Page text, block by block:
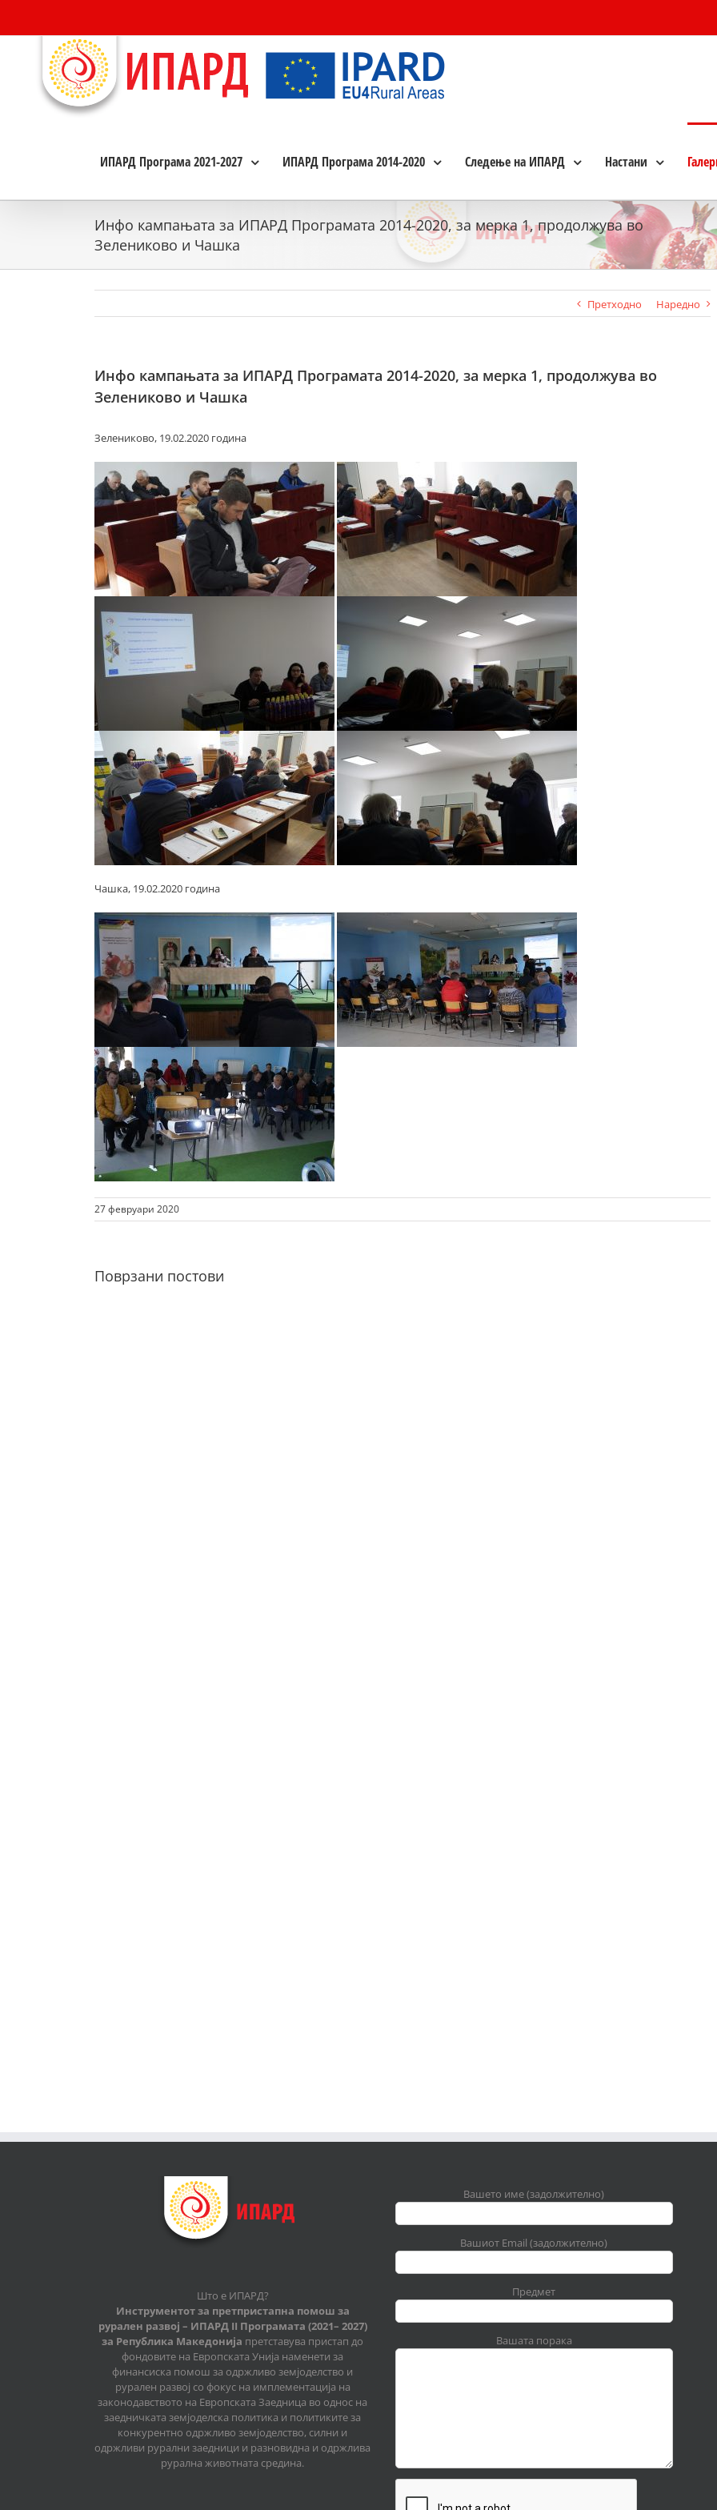
content
ИПАРД Програма 2021-2027 ИПАРД Програма 2014-2020 Следење на ИПАРД Настани
Инфо кампањата за ИПАРД Програмата 2014-2020, за мерка 1, продолжува во
Зелениково и Чашка
Претходно Наредно
Инфо кампањата за ИПАРД Програмата 2014-2020, за мерка 1, продолжува во
Зелениково и Чашка
Зелениково, 19.02.2020 година
Чашка, 19.02.2020 година
27 февруари 2020
Поврзани постови
Што е ИПАРД?
Инструментот за претпристапна помош за
рурален развој – ИПАРД II Програмата (2021– 2027)
за Република Македонија претставува пристап до
фондовите на Европската Унија наменети за
финансиска помош за одржливо земјоделство и
рурален развој со фокус на имплементација на
законодавството на Европската Заедница во однос на
заедничката земјоделска политика и политиките за
конкурентно одржливо земјоделство, силни и
одржливи рурални заедници и разновидна и одржлива
рурална животната средина.
Вашето име (задолжително)
Вашиот Email (задолжително)
Предмет
Вашата порака